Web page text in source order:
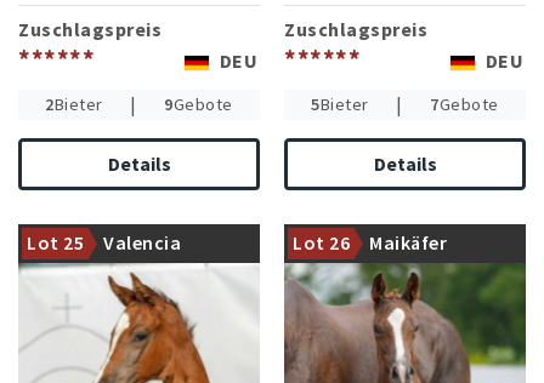
Zuschlagspreis
****** DEU
2Bieter | 9Gebote
Details
Zuschlagspreis
****** DEU
5Bieter | 7Gebote
Details
Lot 25 Valencia
Mutterstamm der
Nationenpreis erfolgreichen
Florida (N.Husenbeth/GER)
Lot 26 Maikäfer
Mutterstamm des
Weltmeisters der jungen
Dressurpferde Global Player
OLD (E.Möller/GER)